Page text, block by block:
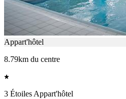
Appart'hôtel
8.79km du centre
3 Étoiles Appart'hôtel